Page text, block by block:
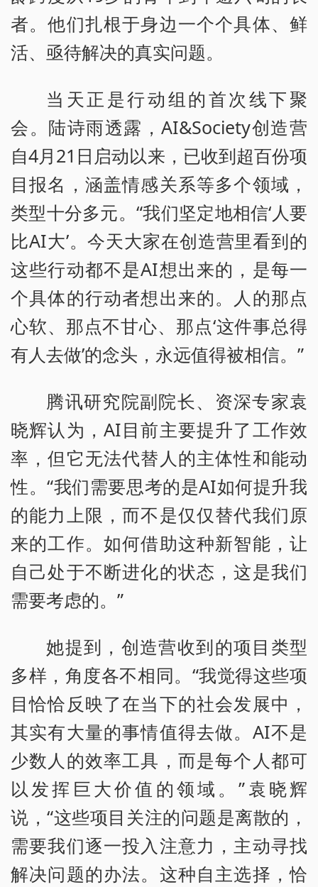
者。他们扎根于身边一个个具体、鲜
活、亟待解决的真实问题。
当天正是行动组的首次线下聚
会。陆诗雨透露，AI&Society创造营
自4月21日启动以来，已收到超百份项
目报名，涵盖情感关系等多个领域，
类型十分多元。“我们坚定地相信‘人要
比AI大’。今天大家在创造营里看到的
这些行动都不是AI想出来的，是每一
个具体的行动者想出来的。人的那点
心软、那点不甘心、那点‘这件事总得
有人去做’的念头，永远值得被相信。”
腾讯研究院副院长、资深专家袁
晓辉认为，AI目前主要提升了工作效
率，但它无法代替人的主体性和能动
性。“我们需要思考的是AI如何提升我
的能力上限，而不是仅仅替代我们原
来的工作。如何借助这种新智能，让
自己处于不断进化的状态，这是我们
需要考虑的。”
她提到，创造营收到的项目类型
多样，角度各不相同。“我觉得这些项
目恰恰反映了在当下的社会发展中，
其实有大量的事情值得去做。AI不是
少数人的效率工具，而是每个人都可
以发挥巨大价值的领域。”袁晓辉
说，“这些项目关注的问题是离散的，
需要我们逐一投入注意力，主动寻找
解决问题的办法。这种自主选择，恰